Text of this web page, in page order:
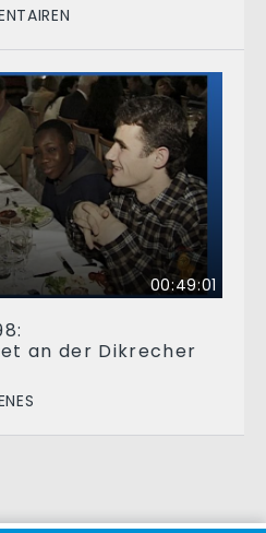
00:49:01
an der Dikrecher